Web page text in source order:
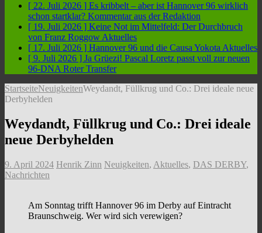
[ 22. Juli 2026 ] Es kribbelt – aber ist Hannover 96 wirklich
schon startklar? Kommentar aus der Redaktion
[ 19. Juli 2026 ] Keine Not im Mittelfeld: Der Durchbruch
von Franz Roggow Aktuelles
[ 17. Juli 2026 ] Hannover 96 und die Causa Yokota Aktuelles
[ 9. Juli 2026 ] Ja Grüezi! Pascal Loretz passt voll zur neuen
96-DNA Roter Transfer
StartseiteNeuigkeitenWeydandt, Füllkrug und Co.: Drei ideale neue
Derbyhelden
Weydandt, Füllkrug und Co.: Drei ideale
neue Derbyhelden
9. April 2024 Henrik Zinn Neuigkeiten, Aktuelles, DAS DERBY,
Nachrichten
Am Sonntag trifft Hannover 96 im Derby auf Eintracht
Braunschweig. Wer wird sich verewigen?